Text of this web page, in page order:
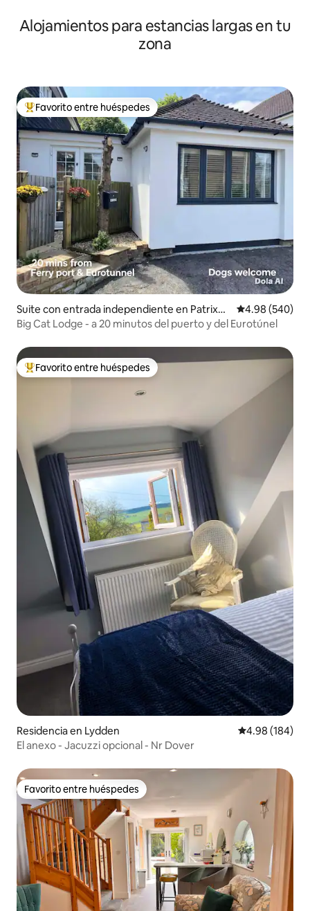
Alojamientos para estancias largas en tu
zona
De los mejores en Favorito entre huéspedes
Favorito entre huéspedes
Suite con entrada independiente en Patrixbo
urne
Calificación
4.98 (540)
Big Cat Lodge - a 20 minutos del puerto y del Eurotúnel
De los mejores en Favorito entre huéspedes
Favorito entre huéspedes
Residencia en Lydden Calificación
4.98 (184)
El anexo - Jacuzzi opcional - Nr Dover
Favorito entre huéspedes
Favorito entre huéspedes